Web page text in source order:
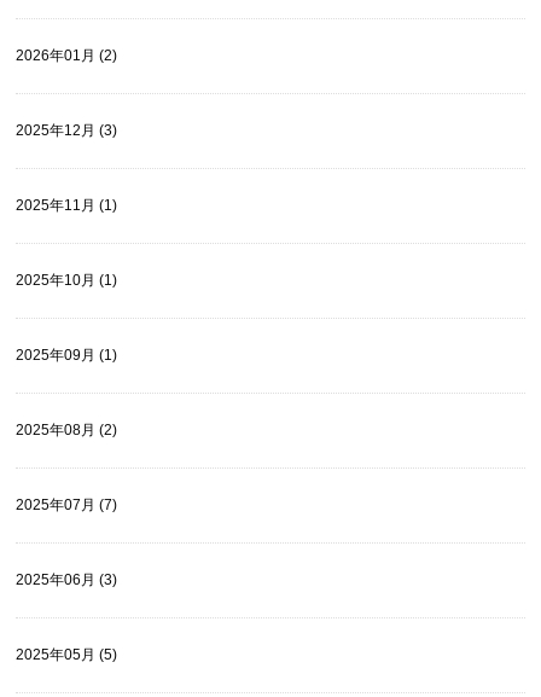
2026年01月 (2)
2025年12月 (3)
2025年11月 (1)
2025年10月 (1)
2025年09月 (1)
2025年08月 (2)
2025年07月 (7)
2025年06月 (3)
2025年05月 (5)